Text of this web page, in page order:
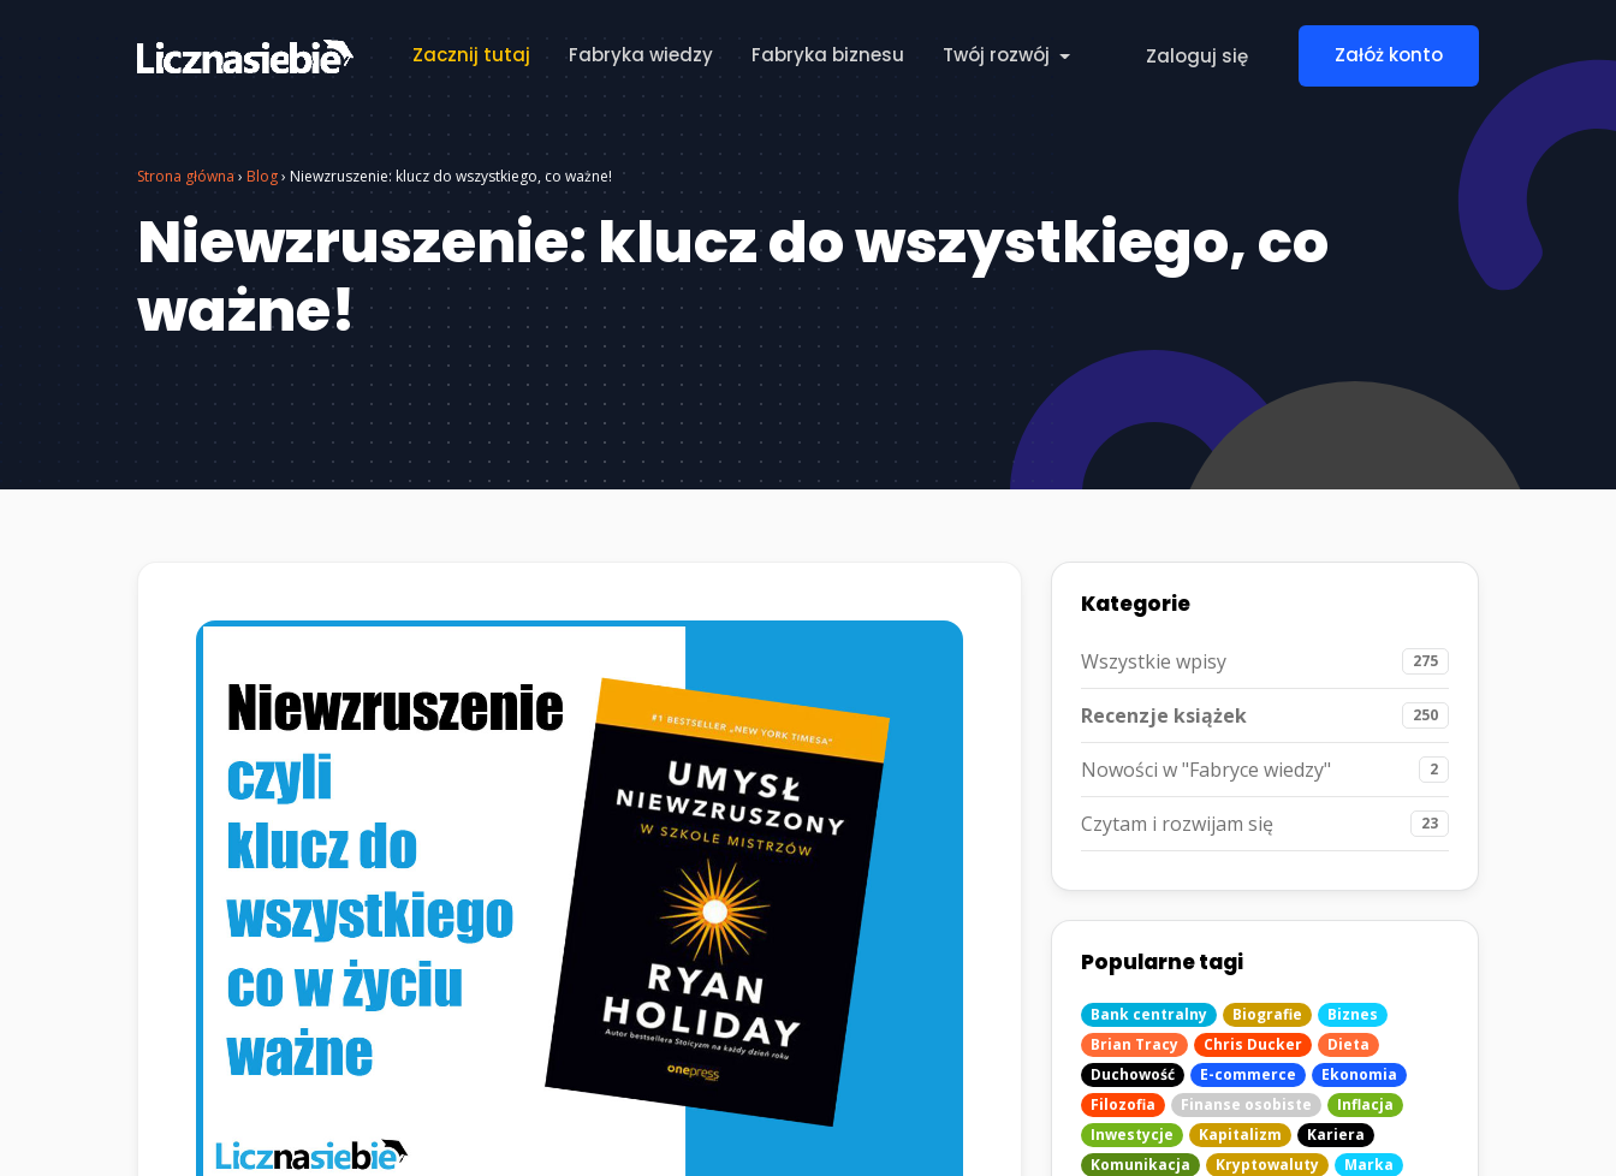
Zacznij tutaj Fabryka wiedzy Fabryka biznesu Twój rozwój Zaloguj się Załóż konto
Strona główna › Blog› Niewzruszenie: klucz do wszystkiego, co ważne!
Niewzruszenie: klucz do wszystkiego, co
ważne!
Kategorie
Wszystkie wpisy 275
Recenzje książek 250
Nowości w "Fabryce wiedzy" 2
Czytam i rozwijam się 23
Popularne tagi
Bank centralny Biografie
Biznes
Brian Tracy
Chris Ducker
Dieta
Duchowość
E-commerce
Ekonomia
Filozofia
Finanse osobiste
Inflacja
Inwestycje
Kapitalizm
Kariera
Komunikacja
Kryptowaluty
Marka